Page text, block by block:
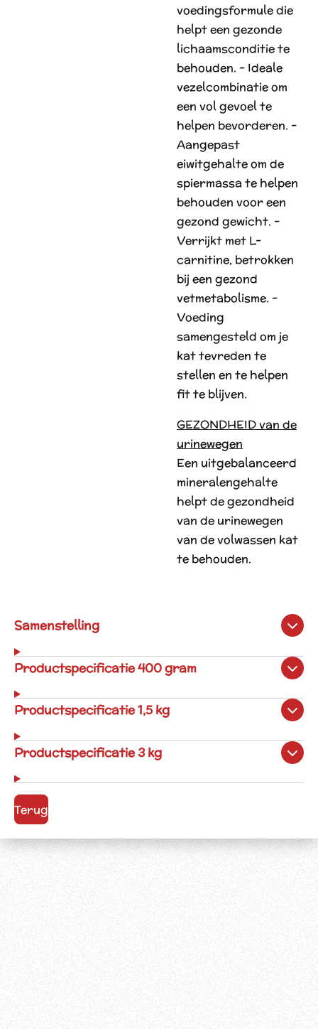
voedingsformule die
helpt een gezonde
lichaamsconditie te
behouden. - Ideale
vezelcombinatie om
een vol gevoel te
helpen bevorderen. -
Aangepast
eiwitgehalte om de
spiermassa te helpen
behouden voor een
gezond gewicht. -
Verrijkt met L-
carnitine, betrokken
bij een gezond
vetmetabolisme. -
Voeding
samengesteld om je
kat tevreden te
stellen en te helpen
fit te blijven.
GEZONDHEID van de
urinewegen
Een uitgebalanceerd
mineralengehalte
helpt de gezondheid
van de urinewegen
van de volwassen kat
te behouden.
Samenstelling
Productspecificatie 400 gram
Productspecificatie 1,5 kg
Productspecificatie 3 kg
Terug